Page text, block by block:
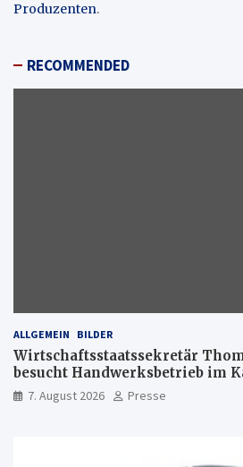
Produzenten.
RECOMMENDED
ALLGEMEIN BILDER
Wirtschaftsstaatssekretär
besucht Handwerksbetrieb im
Freiburg
7. August 2026 Presse